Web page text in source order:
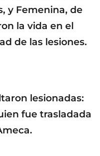
y Femenina, de
la vida en el
de las lesiones.
lesionadas:
fue trasladada